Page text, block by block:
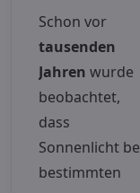
Schon vor
tausenden
Jahren wurde
beobachtet,
dass
Sonnenlicht
bestimmten